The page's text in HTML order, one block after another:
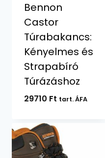
Bennon
Castor
Túrabakancs:
Kényelmes és
Strapabíró
Túrázáshoz
29710 Ft tart. ÁFA